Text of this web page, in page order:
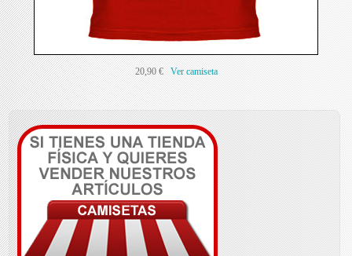
20,90 € Ver camiseta